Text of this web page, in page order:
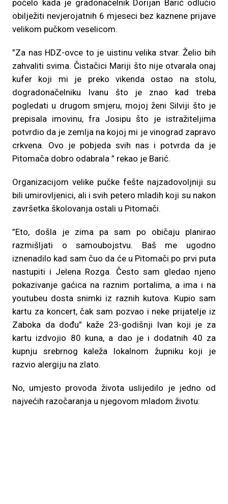
počelo kada je gradonačelnik Dorijan Barić odlučio
obilježiti nevjerojatnih 6 mjeseci bez kaznene prijave
velikom pučkom veselicom.
”Za nas HDZ-ovce to je uistinu velika stvar. Želio bih
zahvaliti svima. Čistačici Mariji što nije otvarala onaj
kufer koji mi je preko vikenda ostao na stolu,
dogradonačelniku Ivanu što je znao kad treba
pogledati u drugom smjeru, mojoj ženi Silviji što je
prepisala imovinu, fra Josipu što je istražiteljima
potvrdio da je zemlja na kojoj mi je vinograd zapravo
crkvena. Ovo je pobjeda svih nas i potvrda da je
Pitomača dobro odabrala ” rekao je Barić.
Organizacijom velike pučke fešte najzadovoljniji su
bili umirovljenici, ali i svih petero mladih koji su nakon
završetka školovanja ostali u Pitomači.
”Eto, došla je zima pa sam po običaju planirao
razmišljati o samoubojstvu. Baš me ugodno
iznenadilo kad sam čuo da će u Pitomači po prvi puta
nastupiti i Jelena Rozga. Često sam gledao njeno
pokazivanje gaćica na raznim portalima, a ima i na
youtubeu dosta snimki iz raznih kutova. Kupio sam
kartu za koncert, čak sam pozvao i neke prijatelje iz
Zaboka da dođu” kaže 23-godišnji Ivan koji je za
kartu izdvojio 80 kuna, a dao je i dodatnih 40 za
kupnju srebrnog kaleža lokalnom župniku koji je
razvio alergiju na zlato.
No, umjesto provoda života uslijedilo je jedno od
najvećih razočaranja u njegovom mladom životu: